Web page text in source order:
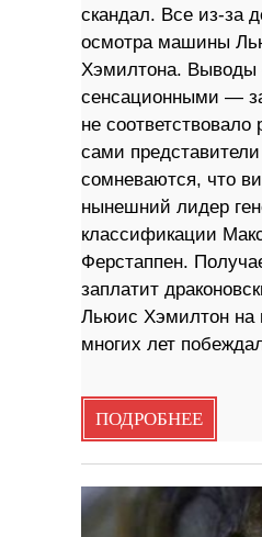
скандал. Все из-за
осмотра машины
Хэмилтона. Выводы
сенсационными —
не соответствовало
сами
сомневаются, что
нынешний лидер
классификации
Ферстаппен.
заплатит
Льюис Хэмилтон на
многих лет
ПОДРОБНЕЕ